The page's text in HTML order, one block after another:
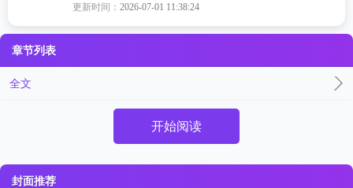
更新时间：2026-07-01 11:38:24
章节列表
全文
开始阅读
封面推荐